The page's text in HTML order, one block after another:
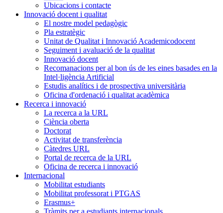
Ubicacions i contacte
Innovació docent i qualitat
El nostre model pedagògic
Pla estratègic
Unitat de Qualitat i Innovació Academicodocent
Seguiment i avaluació de la qualitat
Innovació docent
Recomanacions per al bon ús de les eines basades en la
Intel·ligència Artificial
Estudis analítics i de prospectiva universitària
Oficina d'ordenació i qualitat acadèmica
Recerca i innovació
La recerca a la URL
Ciència oberta
Doctorat
Activitat de transferència
Càtedres URL
Portal de recerca de la URL
Oficina de recerca i innovació
Internacional
Mobilitat estudiants
Mobilitat professorat i PTGAS
Erasmus+
Tràmits per a estudiants internacionals